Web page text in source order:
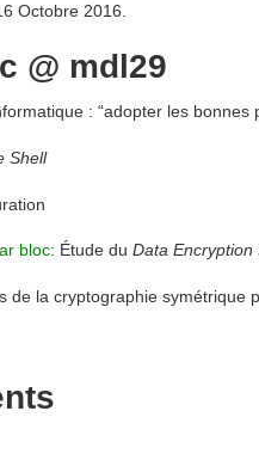
Octobre 2016.
@ mdl29
: “adopter les
Shell
bloc: Étude du Data Encryption
de la cryptographie symétrique